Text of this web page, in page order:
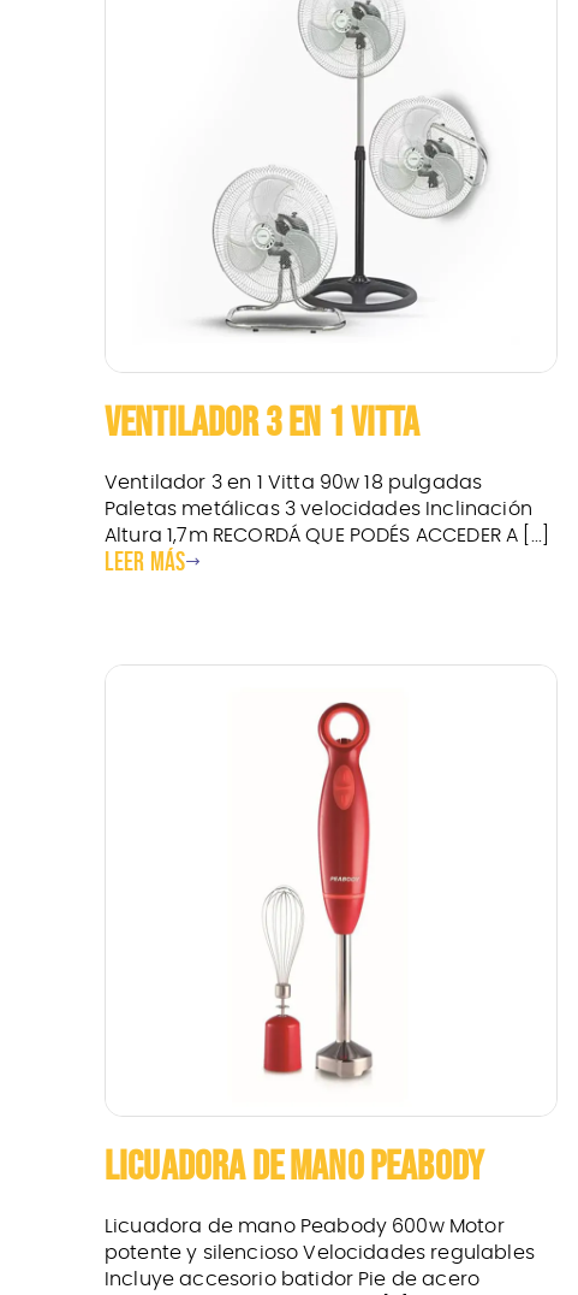
VENTILADOR 3 EN 1 VITTA
Ventilador 3 en 1 Vitta 90w 18 pulgadas
Paletas metálicas 3 velocidades Inclinación
Altura 1,7m RECORDÁ QUE PODÉS ACCEDER A [...]
Leer más
LICUADORA DE MANO PEABODY
Licuadora de mano Peabody 600w Motor
potente y silencioso Velocidades regulables
Incluye accesorio batidor Pie de acero